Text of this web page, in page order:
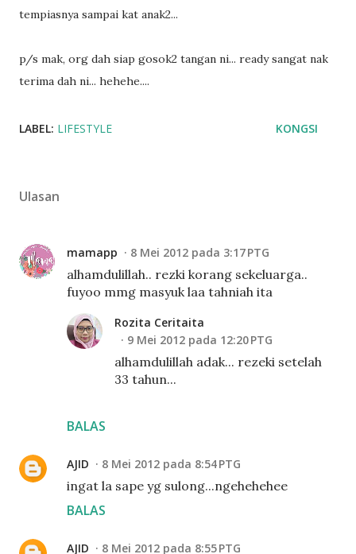
tempiasnya sampai kat anak2...
p/s mak, org dah siap gosok2 tangan ni... ready sangat nak
terima dah ni... hehehe....
LABEL: LIFESTYLE KONGSI
Ulasan
mamapp 8 Mei 2012 pada 3:17 PTG
alhamdulillah.. rezki korang sekeluarga..
fuyoo mmg masyuk laa tahniah ita
BALAS
Rozita Ceritaita
9 Mei 2012 pada 12:20 PTG
alhamdulillah adak... rezeki setelah
33 tahun...
AJID 8 Mei 2012 pada 8:54 PTG
ingat la sape yg sulong...ngehehehee
BALAS
AJID 8 Mei 2012 pada 8:55 PTG